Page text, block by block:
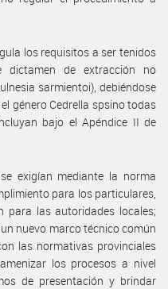
los requisitos a ser tenidos
de extracción no
sarmientoi), debiéndose
género Cedrella spsino todas
bajo el Apéndice II de
exigían mediante la norma
para los particulares,
para las autoridades locales;
nuevo marco técnico común
las normativas provinciales
los procesos a nivel
de presentación y brindar